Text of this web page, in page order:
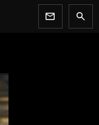
newsletter search